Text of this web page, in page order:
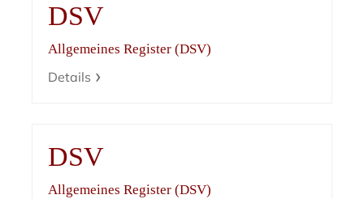
DSV
Allgemeines Register (DSV)
Details
DSV
Allgemeines Register (DSV)